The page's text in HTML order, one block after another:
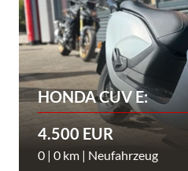
HONDA CUV E:
4.500 EUR
0 | 0 km | Neufahrzeug